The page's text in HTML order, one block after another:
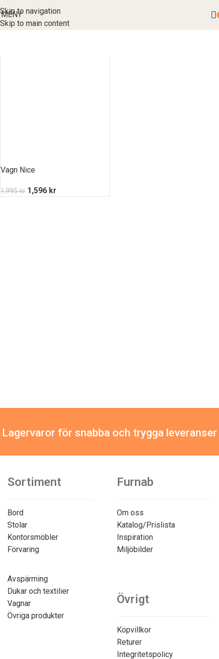
Skip to navigation
Skip to main content
MENY
Vagn Nice
1,995kr 1,596 kr
Lagervaror för snabba och trygga leveranser
Sortiment
Bord
Stolar
Kontorsmöbler
Förvaring
Avspärrning
Dukar och textilier
Vagnar
Övriga produkter
Furnab
Om oss
Katalog/Prislista
Inspiration
Miljöbilder
Övrigt
Köpvillkor
Returer
Integritetspolicy